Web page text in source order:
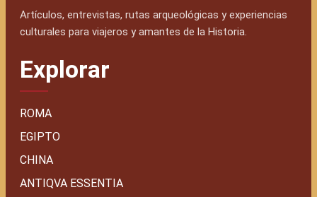
Artículos, entrevistas, rutas arqueológicas y experiencias
culturales para viajeros y amantes de la Historia.
Explorar
ROMA
EGIPTO
CHINA
ANTIQVA ESSENTIA